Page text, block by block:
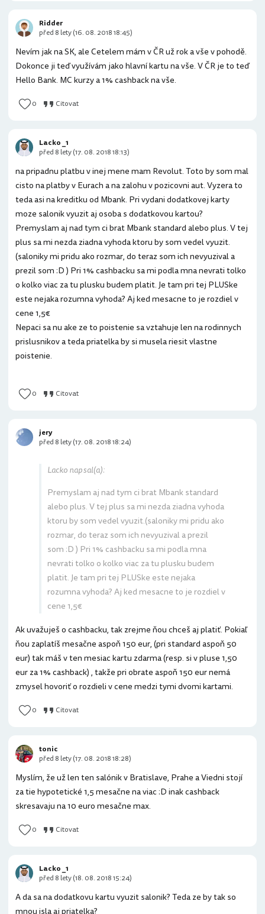
Nevím jak na SK, ale Cetelem mám v ČR už rok a vše v pohodě.
Dokonce ji teď využívám jako hlavní kartu na vše. V ČR je to teď
Hello Bank. MC kurzy a 1% cashback na vše.
0 Citovat
Ridder
před 8 lety (16. 08. 2018 18:45)
na pripadnu platbu v inej mene mam Revolut. Toto by som mal
cisto na platby v Eurach a na zalohu v pozicovni aut. Vyzera to
teda asi na kreditku od Mbank. Pri vydani dodatkovej karty
moze salonik vyuzit aj osoba s dodatkovou kartou?
Premyslam aj nad tym ci brat Mbank standard alebo plus. V tej
plus sa mi nezda ziadna vyhoda ktoru by som vedel vyuzit.
(saloniky mi pridu ako rozmar, do teraz som ich nevyuzival a
prezil som :D ) Pri 1% cashbacku sa mi podla mna nevrati tolko
o kolko viac za tu plusku budem platit. Je tam pri tej PLUSke
este nejaka rozumna vyhoda? Aj ked mesacne to je rozdiel v
cene 1,5€
Nepaci sa nu ake ze to poistenie sa vztahuje len na rodinnych
prislusnikov a teda priatelka by si musela riesit vlastne
poistenie.
0 Citovat
Lacko _1
před 8 lety (17. 08. 2018 18:13)
Lacko napsal(a):
Premyslam aj nad tym ci brat Mbank standard
alebo plus. V tej plus sa mi nezda ziadna vyhoda
ktoru by som vedel vyuzit.(saloniky mi pridu ako
rozmar, do teraz som ich nevyuzival a prezil
som :D ) Pri 1% cashbacku sa mi podla mna
nevrati tolko o kolko viac za tu plusku budem
platit. Je tam pri tej PLUSke este nejaka
rozumna vyhoda? Aj ked mesacne to je rozdiel v
cene 1,5€
Ak uvažuješ o cashbacku, tak zrejme ňou chceš aj platiť. Pokiaľ
ňou zaplatíš mesačne aspoň 150 eur, (pri standard aspoň 50
eur) tak máš v ten mesiac kartu zdarma (resp. si v pluse 1,50
eur za 1% cashback) , takže pri obrate aspoň 150 eur nemá
zmysel hovoriť o rozdieli v cene medzi tymi dvomi kartami.
0 Citovat
jery
před 8 lety (17. 08. 2018 18:24)
Myslím, že už len ten salónik v Bratislave, Prahe a Viedni stojí
za tie hypotetické 1,5 mesačne na viac :D inak cashback
skresavaju na 10 euro mesačne max.
0 Citovat
tonic
před 8 lety (17. 08. 2018 18:28)
A da sa na dodatkovu kartu vyuzit salonik? Teda ze by tak so
mnou isla aj priatelka?
Lacko _1
před 8 lety (18. 08. 2018 15:24)